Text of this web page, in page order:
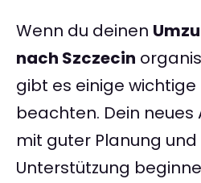
Wenn du deinen
nach Szczecin
gibt es einige wichtige
beachten. Dein
mit guter Planung
Unterstützung